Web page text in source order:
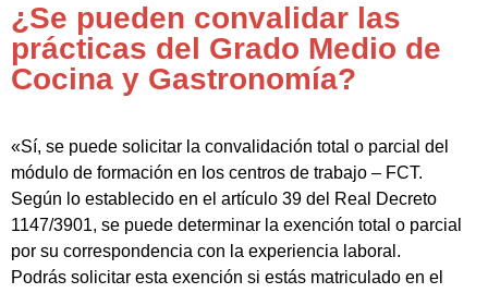
¿Se pueden convalidar las
prácticas del Grado Medio de
Cocina y Gastronomía?
«Sí, se puede solicitar la convalidación total o parcial del
módulo de formación en los centros de trabajo – FCT.
Según lo establecido en el artículo 39 del Real Decreto
1147/3901, se puede determinar la exención total o parcial
por su correspondencia con la experiencia laboral.
Podrás solicitar esta exención si estás matriculado en el